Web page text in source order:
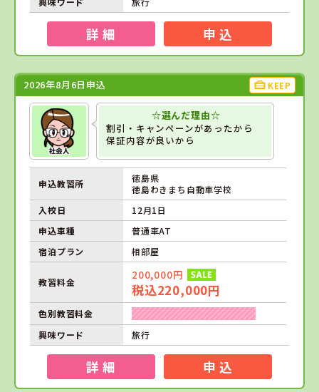
詳 細 申 込
2026年8月6日申込 KEEP
☆選んだ理由☆
割引・キャンペーンがあったから
保証内容が良いから
申込教習所
徳島県
徳島わきまち自動車学校
入校日
12月1日
申込車種
普通車AT
宿泊プラン
相部屋
教習料金
200,000円
税込220,000円
色別教習料金
興味ワード
旅行
詳 細 申 込